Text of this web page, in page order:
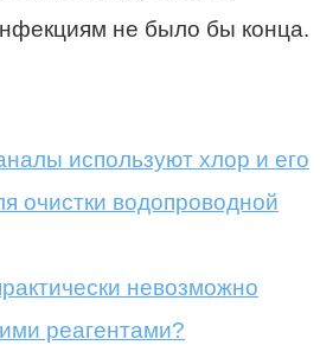
не было бы конца.
используют хлор и его
очистки водопроводной
невозможно
реагентами?